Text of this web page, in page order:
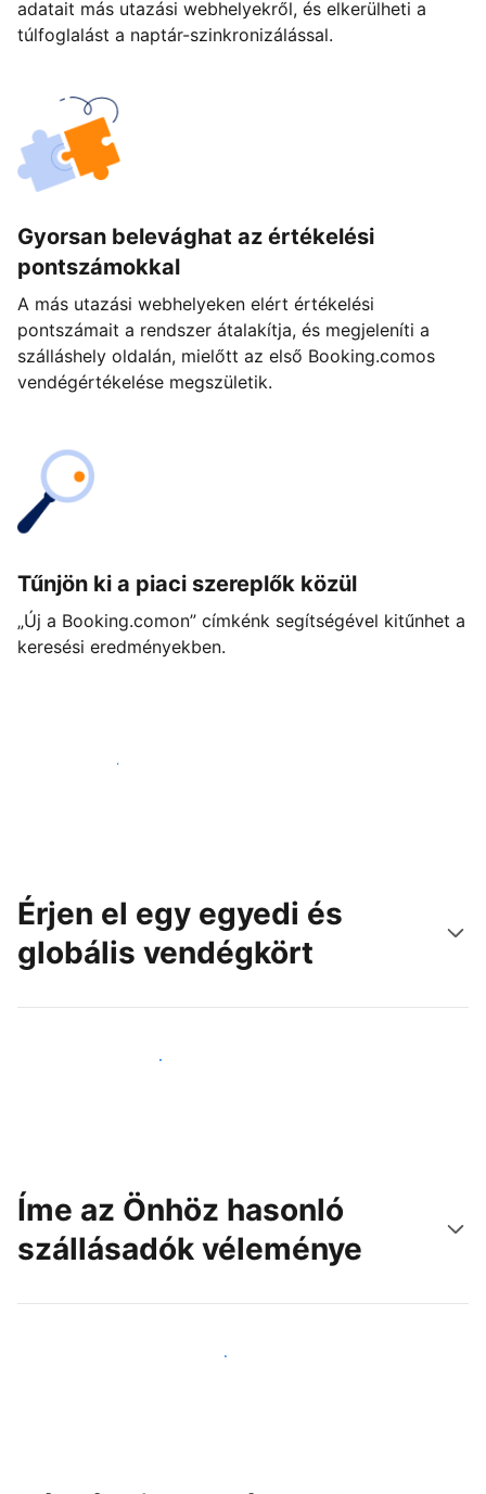
adatait más utazási webhelyekről, és elkerülheti a
túlfoglalást a naptár-szinkronizálással.
Gyorsan belevághat az értékelési
pontszámokkal
A más utazási webhelyeken elért értékelési
pontszámait a rendszer átalakítja, és megjeleníti a
szálláshely oldalán, mielőtt az első Booking.comos
vendégértékelése megszületik.
Tűnjön ki a piaci szereplők közül
„Új a Booking.comon” címkénk segítségével kitűnhet a
keresési eredményekben.
Vágjon bele még ma
Érjen el egy egyedi és
globális vendégkört
Érjen el új vendégeket még ma
Íme az Önhöz hasonló
szállásadók véleménye
Csatlakozzon Önhöz hasonló szállásadókhoz